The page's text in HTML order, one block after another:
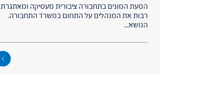
הסעת המונים בתחבורה ציבורית מעסיקה ומאתגרת
רבות את המנהלים על התחום במשרד התחבורה.
הנושא...